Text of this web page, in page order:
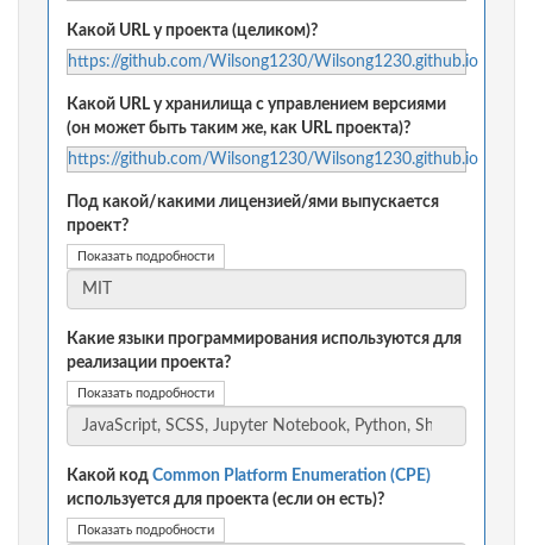
Какой URL у проекта (целиком)?
https://github.com/Wilsong1230/Wilsong1230.github.io
Какой URL у хранилища с управлением версиями
(он может быть таким же, как URL проекта)?
https://github.com/Wilsong1230/Wilsong1230.github.io
Под какой/какими лицензией/ями выпускается
проект?
Показать подробности
Какие языки программирования используются для
реализации проекта?
Показать подробности
Какой код Common Platform Enumeration (CPE)
используется для проекта (если он есть)?
Показать подробности